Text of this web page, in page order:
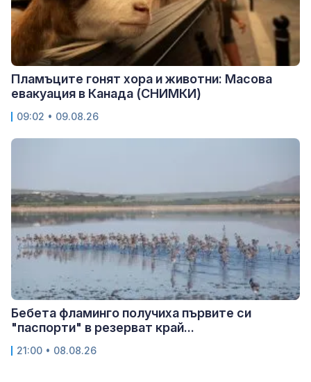
Пламъците гонят хора и животни: Масова
евакуация в Канада (СНИМКИ)
09:02 • 09.08.26
Бебета фламинго получиха първите си
"паспорти" в резерват край...
21:00 • 08.08.26